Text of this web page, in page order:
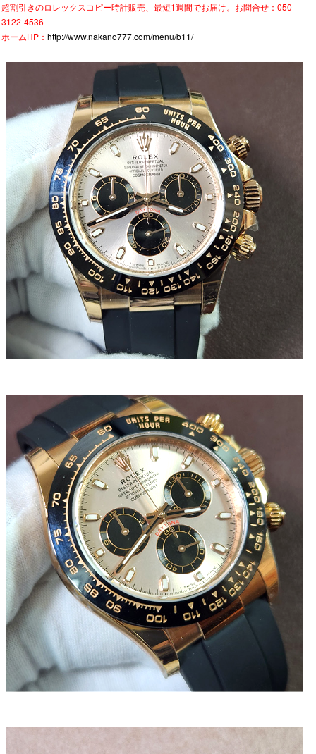
超割引きのロレックスコピー時計販売、最短1週間でお届け。お問合せ：050-
3122-4536
ホームHP： http://www.nakano777.com/menu/b11/